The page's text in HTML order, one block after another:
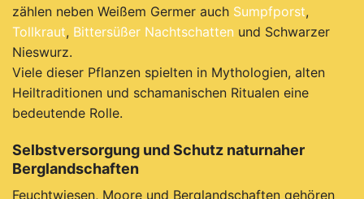
zählen neben Weißem Germer auch Sumpfporst,
Tollkraut, Bittersüßer Nachtschatten und Schwarzer
Nieswurz.
Viele dieser Pflanzen spielten in Mythologien, alten
Heiltraditionen und schamanischen Ritualen eine
bedeutende Rolle.
Selbstversorgung und Schutz naturnaher
Berglandschaften
Feuchtwiesen, Moore und Berglandschaften gehören